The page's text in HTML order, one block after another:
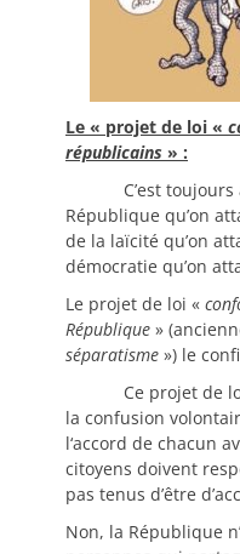
Le « projet de loi «
républicains » :
C’est toujours
République qu’on
de la laïcité qu’on
démocratie qu’on
Le projet de loi «
République »
séparatisme ») le
Ce projet de loi
la confusion
l‘accord de chacun
citoyens doivent
pas tenus d’être
Non, la République